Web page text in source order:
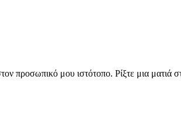
μου ιστότοπο. Ρίξτε μια ματιά